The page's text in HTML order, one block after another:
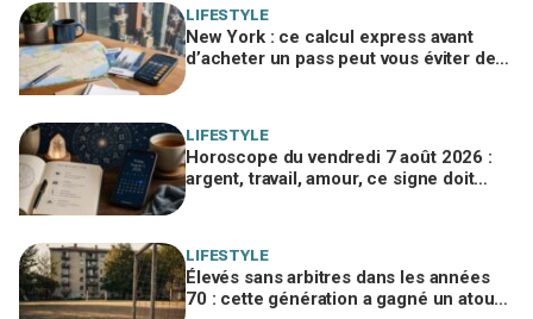
LIFESTYLE
New York : ce calcul express avant
d’acheter un pass peut vous éviter de
LIFESTYLE
Horoscope du vendredi 7 août 2026 :
argent, travail, amour, ce signe doit
LIFESTYLE
Élevés sans arbitres dans les années
70 : cette génération a gagné un atout